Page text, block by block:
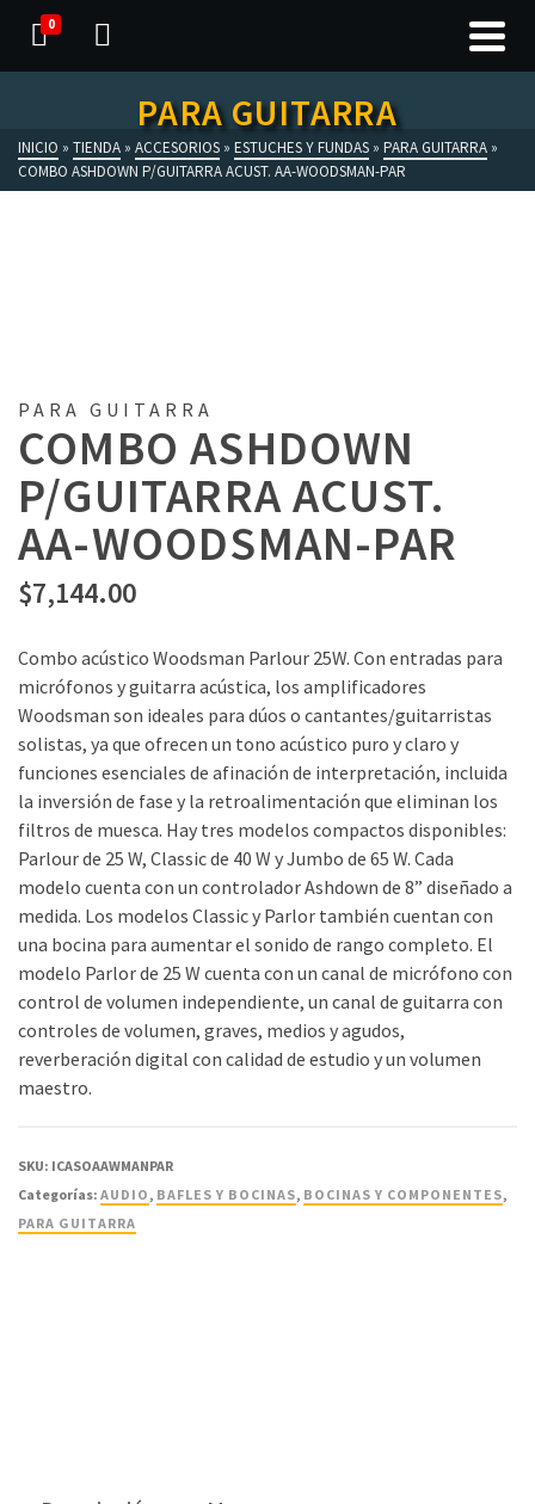
0
PARA GUITARRA
INICIO » TIENDA » ACCESORIOS » ESTUCHES Y FUNDAS » PARA GUITARRA »
COMBO ASHDOWN P/GUITARRA ACUST. AA-WOODSMAN-PAR
PARA GUITARRA
COMBO ASHDOWN
P/GUITARRA ACUST.
AA-WOODSMAN-PAR
$7,144.00
Combo acústico Woodsman Parlour 25W. Con entradas para
micrófonos y guitarra acústica, los amplificadores
Woodsman son ideales para dúos o cantantes/guitarristas
solistas, ya que ofrecen un tono acústico puro y claro y
funciones esenciales de afinación de interpretación, incluida
la inversión de fase y la retroalimentación que eliminan los
filtros de muesca. Hay tres modelos compactos disponibles:
Parlour de 25 W, Classic de 40 W y Jumbo de 65 W. Cada
modelo cuenta con un controlador Ashdown de 8” diseñado a
medida. Los modelos Classic y Parlor también cuentan con
una bocina para aumentar el sonido de rango completo. El
modelo Parlor de 25 W cuenta con un canal de micrófono con
control de volumen independiente, un canal de guitarra con
controles de volumen, graves, medios y agudos,
reverberación digital con calidad de estudio y un volumen
maestro.
SKU: ICASOAAWMANPAR
Categorías: AUDIO , BAFLES Y BOCINAS, BOCINAS Y COMPONENTES,
PARA GUITARRA